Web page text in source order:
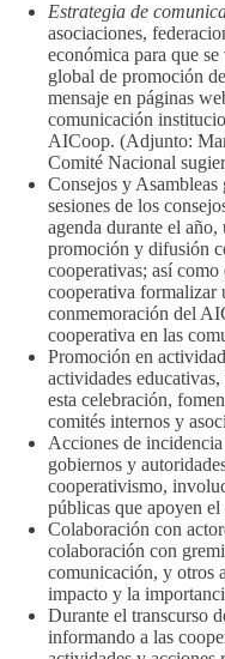
Estrategia de
asociaciones,
económica para que
global de promoción
mensaje en páginas
comunicación
AICoop. (Adjunto:
Comité Nacional
Consejos y
sesiones de los
agenda durante el
promoción y difusión
cooperativas; así como
cooperativa formalizar
conmemoración del
cooperativa en las
Promoción en
actividades
esta celebración,
comités internos y
Acciones de
gobiernos y
cooperativismo,
públicas que apoyen
Colaboración con
colaboración con
comunicación, y otros
impacto y la
Durante el transcurso
informando a las